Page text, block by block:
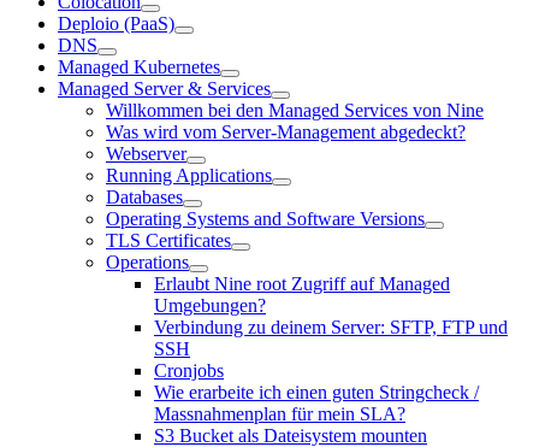
Deploio (PaaS)
DNS
Managed Kubernetes
Managed Server & Services
Willkommen bei den Managed Services von Nine
Was wird vom Server-Management abgedeckt?
Webserver
Running Applications
Databases
Operating Systems and Software Versions
TLS Certificates
Operations
Erlaubt Nine root Zugriff auf Managed
Umgebungen?
Verbindung zu deinem Server: SFTP, FTP und
SSH
Cronjobs
Wie erarbeite ich einen guten Stringcheck /
Massnahmenplan für mein SLA?
S3 Bucket als Dateisystem mounten